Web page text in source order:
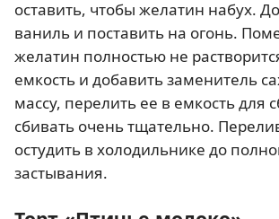
оставить, чтобы желатин набух.
ваниль и поставить на огонь.
желатин полностью не
емкость и добавить заменитель
массу, перелить ее в емкость для
сбивать очень тщательно.
остудить в холодильнике до
застывания.